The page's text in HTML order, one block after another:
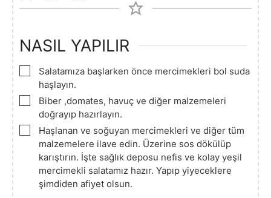
NASIL YAPILIR
▢
Salatamıza başlarken önce mercimekleri bol suda
haşlayın.
▢
Biber ,domates, havuç ve diğer malzemeleri
doğrayıp hazırlayın.
▢
Haşlanan ve soğuyan mercimekleri ve diğer tüm
malzemelere ilave edin. Üzerine sos dökülüp
karıştırın. İşte sağlık deposu nefis ve kolay yeşil
mercimekli salatamız hazır. Yapıp yiyeceklere
şimdiden afiyet olsun.